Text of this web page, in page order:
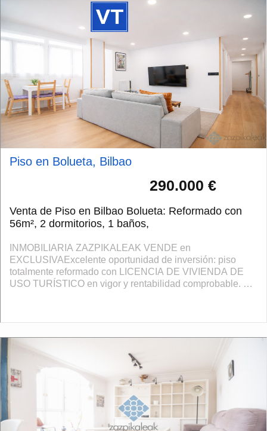
Piso en Bolueta, Bilbao
290.000 €
Venta de Piso en Bilbao Bolueta: Reformado con
56m², 2 dormitorios, 1 baños,
INMOBILIARIA ZAZPIKALEAK VENDE en
EXCLUSIVAExcelente oportunidad de inversión: piso
totalmente reformado con LICENCIA DE VIVIENDA DE
USO TURÍSTICO en vigor y rentabilidad comprobable. Se